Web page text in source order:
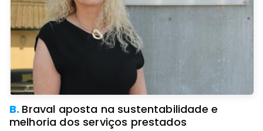
B. Braval aposta na sustentabilidade e
melhoria dos serviços prestados